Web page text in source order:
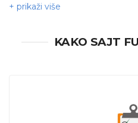
Najčešće se desnom rukom
proizvode različite tonove.
kvalitet proizvedenih tonova.
Ukoliko želite da naučite da
mestu. Časovi violine za
KAKO SAJT